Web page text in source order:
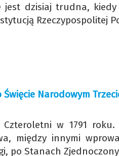
jest dzisiaj trudna,
Rzeczypospolitej
Narodowym
w 1791
między innymi
po Stanach